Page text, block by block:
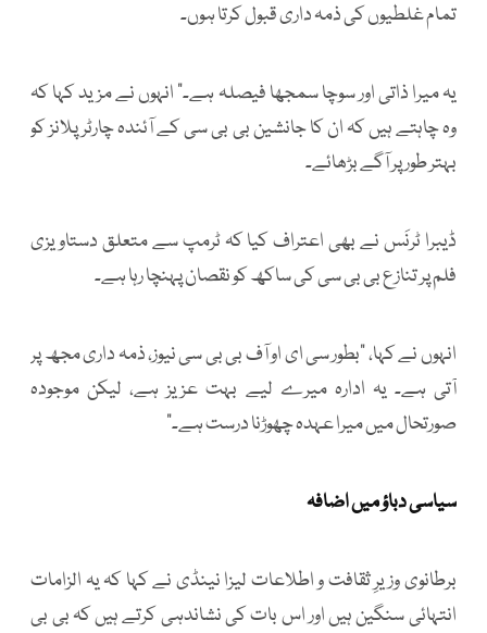
تمام غلطیوں کی ذمہ داری قبول کرتا ہوں۔
یہ میرا ذاتی اور سوچا سمجھا فیصلہ ہے۔” انہوں نے مزید کہا کہ
وہ چاہتے ہیں کہ ان کا جانشین بی بی سی کے آئندہ چارٹر پلانز کو
بہتر طور پر آگے بڑھائے۔
ڈیبرا ٹرنَس نے بھی اعتراف کیا کہ ٹرمپ سے متعلق دستاویزی
فلم پر تنازع بی بی سی کی ساکھ کو نقصان پہنچا رہا ہے۔
انہوں نے کہا، “بطور سی ای او آف بی بی سی نیوز، ذمہ داری مجھ پر
آتی ہے۔ یہ ادارہ میرے لیے بہت عزیز ہے، لیکن موجودہ
صورتحال میں میرا عہدہ چھوڑنا درست ہے۔”
سیاسی دباؤ میں اضافہ
برطانوی وزیرِ ثقافت و اطلاعات لیزا نینڈی نے کہا کہ یہ الزامات
انتہائی سنگین ہیں اور اس بات کی نشاندہی کرتے ہیں کہ بی بی